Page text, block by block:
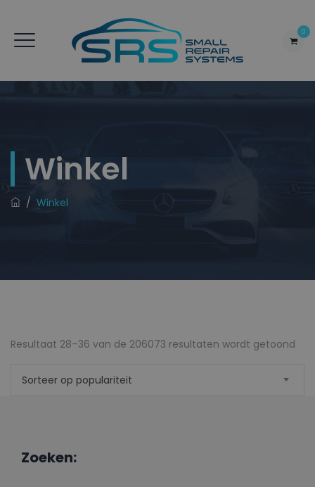
0
Winkel
/ Winkel
Resultaat 28–36 van de 206073 resultaten wordt getoond
Sorteer op populariteit
Zoeken: